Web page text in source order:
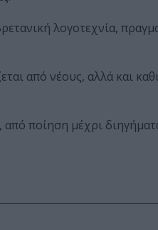
λογοτεχνία,
από νέους, αλλά και
ποίηση μέχρι